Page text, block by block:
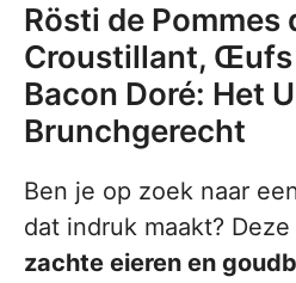
Rösti de Pommes
Croustillant, Œufs
Bacon Doré: Het
Brunchgerecht
Ben je op zoek naar
dat indruk maakt? Deze
zachte eieren en